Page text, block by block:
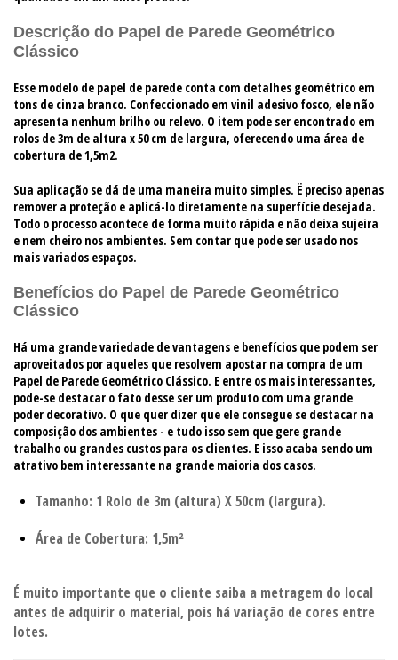
Descrição do Papel de Parede Geométrico
Clássico
Esse modelo de papel de parede conta com detalhes geométrico em
tons de cinza branco. Confeccionado em vinil adesivo fosco, ele não
apresenta nenhum brilho ou relevo. O item pode ser encontrado em
rolos de 3m de altura x 50 cm de largura, oferecendo uma área de
cobertura de 1,5m2.
Sua aplicação se dá de uma maneira muito simples. Ë preciso apenas
remover a proteção e aplicá-lo diretamente na superfície desejada.
Todo o processo acontece de forma muito rápida e não deixa sujeira
e nem cheiro nos ambientes. Sem contar que pode ser usado nos
mais variados espaços.
Benefícios do Papel de Parede Geométrico
Clássico
Há uma grande variedade de vantagens e benefícios que podem ser
aproveitados por aqueles que resolvem apostar na compra de um
Papel de Parede Geométrico Clássico. E entre os mais interessantes,
pode-se destacar o fato desse ser um produto com uma grande
poder decorativo. O que quer dizer que ele consegue se destacar na
composição dos ambientes - e tudo isso sem que gere grande
trabalho ou grandes custos para os clientes. E isso acaba sendo um
atrativo bem interessante na grande maioria dos casos.
Tamanho: 1 Rolo de 3m (altura) X 50cm (largura).
Área de Cobertura: 1,5m²
É muito importante que o cliente saiba a metragem do local
antes de adquirir o material, pois há variação de cores entre
lotes.